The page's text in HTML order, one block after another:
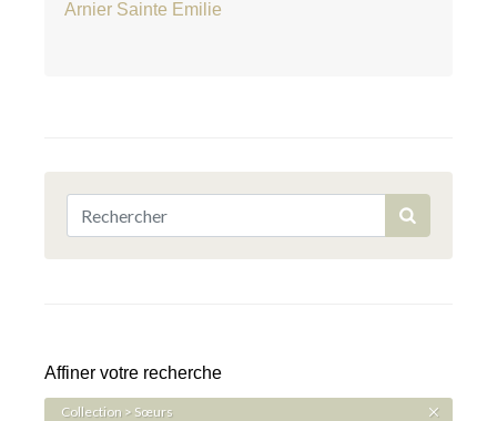
Arnier Sainte Emilie
Affiner votre recherche
Collection > Sœurs